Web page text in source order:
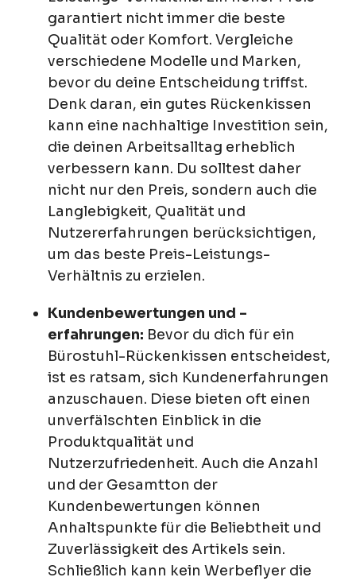
garantiert nicht immer die beste
Qualität oder Komfort. Vergleiche
verschiedene Modelle und Marken,
bevor du deine Entscheidung triffst.
Denk daran, ein gutes Rückenkissen
kann eine nachhaltige Investition sein,
die deinen Arbeitsalltag erheblich
verbessern kann. Du solltest daher
nicht nur den Preis, sondern auch die
Langlebigkeit, Qualität und
Nutzererfahrungen berücksichtigen,
um das beste Preis-Leistungs-
Verhältnis zu erzielen.
Kundenbewertungen und -
erfahrungen: Bevor du dich für ein
Bürostuhl-Rückenkissen entscheidest,
ist es ratsam, sich Kundenerfahrungen
anzuschauen. Diese bieten oft einen
unverfälschten Einblick in die
Produktqualität und
Nutzerzufriedenheit. Auch die Anzahl
und der Gesamtton der
Kundenbewertungen können
Anhaltspunkte für die Beliebtheit und
Zuverlässigkeit des Artikels sein.
Schließlich kann kein Werbeflyer die